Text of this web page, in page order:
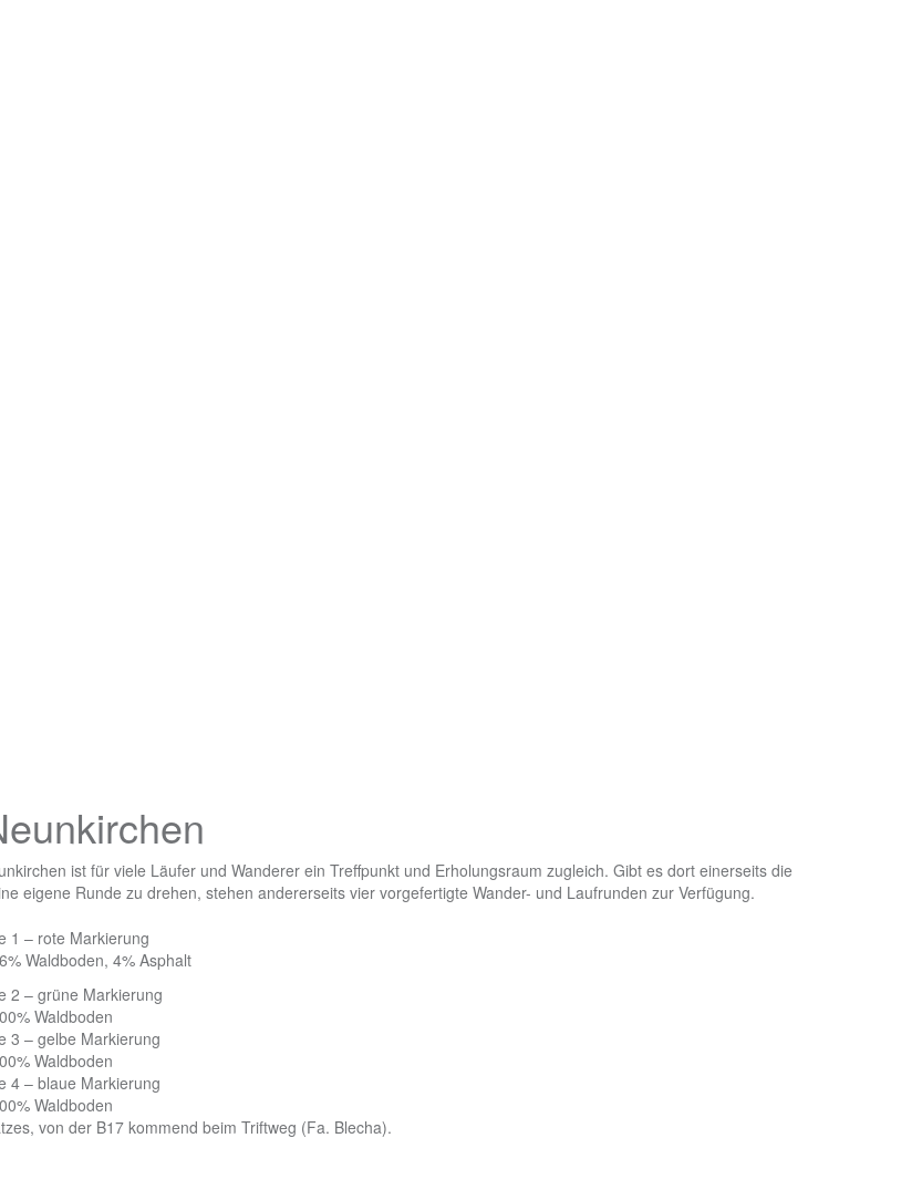
ist für viele Läufer und Wanderer ein Treffpunkt und Erholungsraum zugleich. Gibt es dort einerseits die
eigene Runde zu drehen, stehen andererseits vier vorgefertigte Wander- und Laufrunden zur Verfügung.
1 – rote Markierung
Waldboden, 4% Asphalt
2 – grüne Markierung
Waldboden
3 – gelbe Markierung
Waldboden
4 – blaue Markierung
Waldboden
von der B17 kommend beim Triftweg (Fa. Blecha).